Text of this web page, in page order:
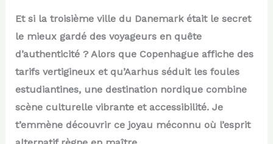
Et si la troisième ville du Danemark était le secret
le mieux gardé des voyageurs en quête
d’authenticité ? Alors que Copenhague affiche des
tarifs vertigineux et qu’Aarhus séduit les foules
estudiantines, une destination nordique combine
scène culturelle vibrante et accessibilité. Je
t’emmène découvrir ce joyau méconnu où l’esprit